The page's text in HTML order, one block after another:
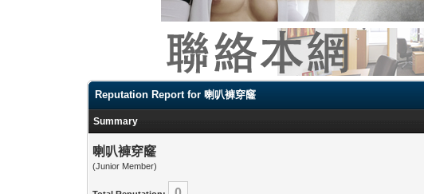
Reputation Report for 喇叭褲穿窿
Summary
喇叭褲穿窿
(Junior Member)